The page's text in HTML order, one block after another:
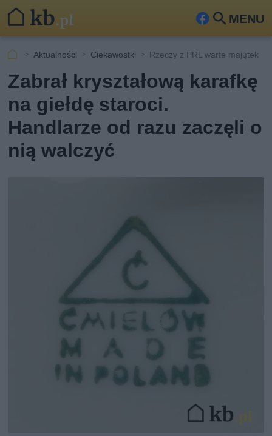
MENU
Fa
ook
Szu
Aktualności Ciekawostki Rzeczy z PRL warte majątek
Zabrał kryształową karafkę
na giełdę staroci.
Handlarze od razu zaczęli o
nią walczyć